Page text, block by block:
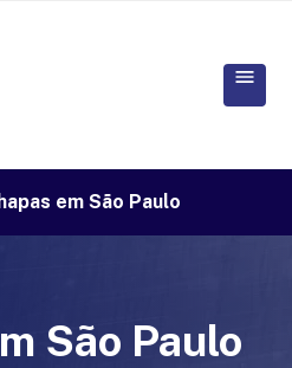
em São Paulo
São Paulo